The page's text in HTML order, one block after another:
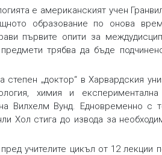
е американският учен
образование по онова
първите опити за
трябва да бъде
степен „доктор“ в Харвардския
химия и
Вилхелм Вунд. Едновременно с
Хол стига до извода за
учителите цикъл от 12 лекции